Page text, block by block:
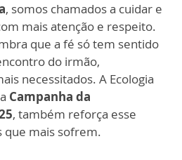
, somos chamados a cuidar e
mais atenção e respeito.
que a fé só tem sentido
do irmão,
necessitados. A Ecologia
Campanha da
, também reforça esse
que mais sofrem.